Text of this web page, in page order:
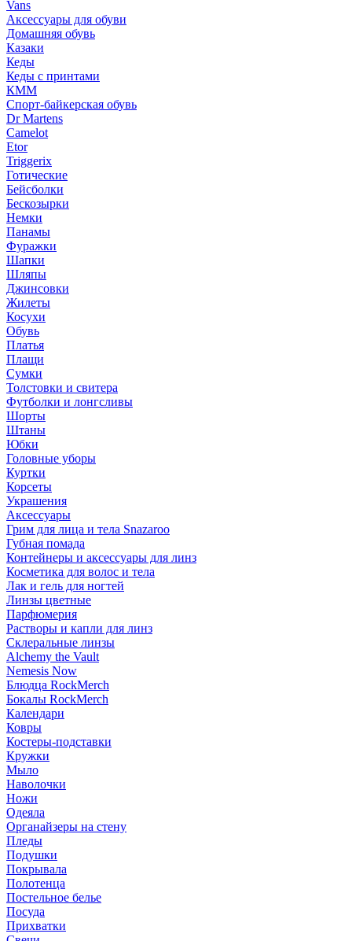
Vans
Аксессуары для обуви
Домашняя обувь
Казаки
Кеды
Кеды с принтами
КММ
Спорт-байкерская обувь
Dr Martens
Camelot
Etor
Triggerix
Готические
Бейсболки
Бескозырки
Немки
Панамы
Фуражки
Шапки
Шляпы
Джинсовки
Жилеты
Косухи
Обувь
Платья
Плащи
Сумки
Толстовки и свитера
Футболки и лонгсливы
Шорты
Штаны
Юбки
Головные уборы
Куртки
Корсеты
Украшения
Аксессуары
Грим для лица и тела Snazaroo
Губная помада
Контейнеры и аксессуары для линз
Косметика для волос и тела
Лак и гель для ногтей
Линзы цветные
Парфюмерия
Растворы и капли для линз
Склеральные линзы
Alchemy the Vault
Nemesis Now
Блюдца RockMerch
Бокалы RockMerch
Календари
Ковры
Костеры-подставки
Кружки
Мыло
Наволочки
Ножи
Одеяла
Органайзеры на стену
Пледы
Подушки
Покрывала
Полотенца
Постельное белье
Посуда
Прихватки